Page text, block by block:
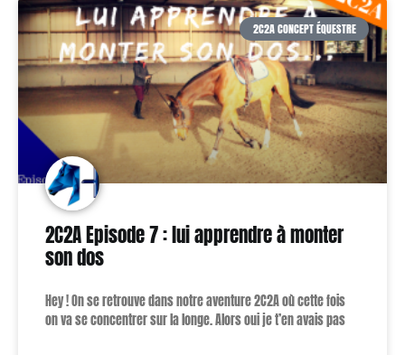
2C2A CONCEPT ÉQUESTRE
2C2A Episode 7 : lui apprendre à monter
son dos
Hey ! On se retrouve dans notre aventure 2C2A où cette fois
on va se concentrer sur la longe. Alors oui je t’en avais pas